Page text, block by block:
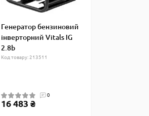
Генератор бензиновий
інверторний Vitals IG
2.8b
Код товару: 213511
0
16 483 ₴